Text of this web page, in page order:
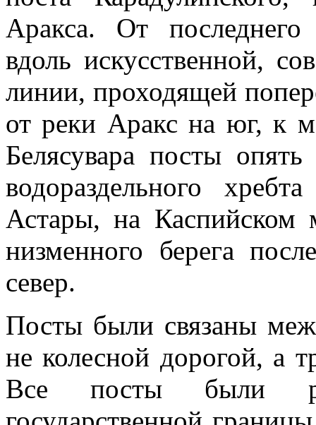
Аракса. От последнего
вдоль искусственной,
линии, проходящей
от реки Аракс на юг, к
Белясувара посты
водораздельного
Астары, на Каспийском
низменного берега
север.
Посты были связаны
не колесной дорогой, а
Все посты были